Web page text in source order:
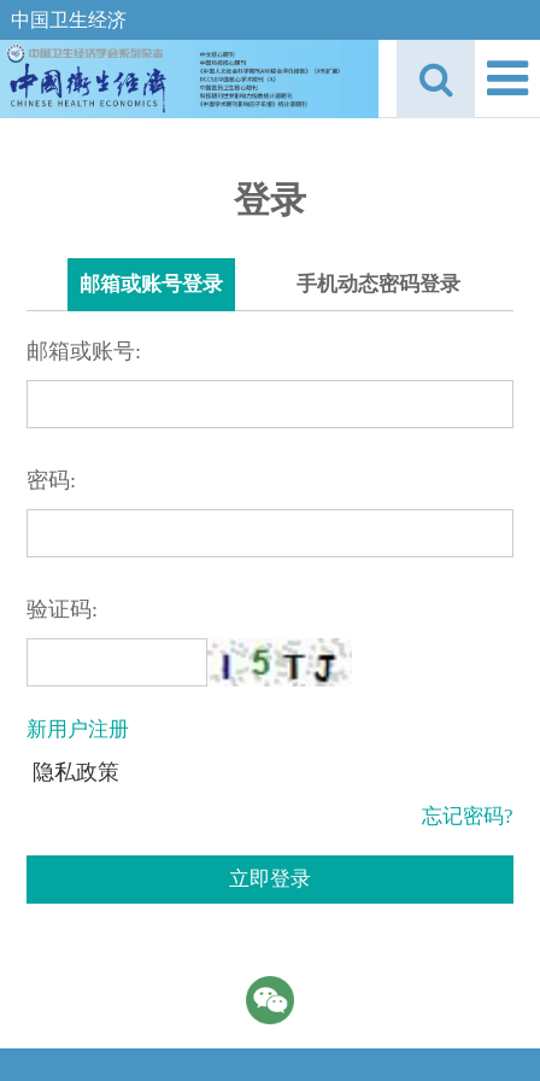
中国卫生经济
登录
邮箱或账号登录 手机动态密码登录
邮箱或账号:
密码:
验证码:
新用户注册
隐私政策
忘记密码?
立即登录